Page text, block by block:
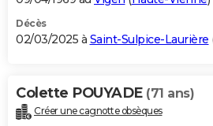
Décès
02/03/2025 à Saint-Sulpice-Laurière
Colette POUYADE (71 ans)
Créer une cagnotte obsèques